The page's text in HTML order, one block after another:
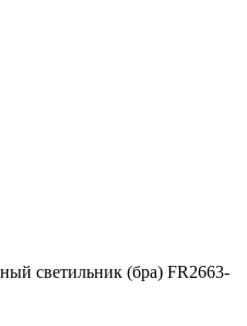
светильник (бра) FR2663-